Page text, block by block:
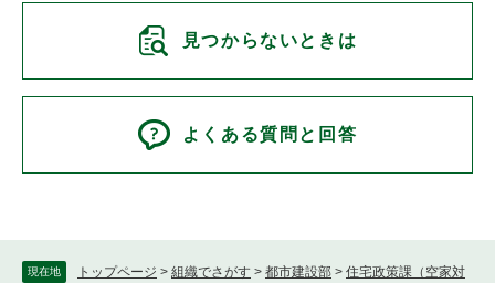
現在地 トップページ > 組織でさがす > 都市建設部 > 住宅政策課（空家対
見つからないときは
よくある質問と回答